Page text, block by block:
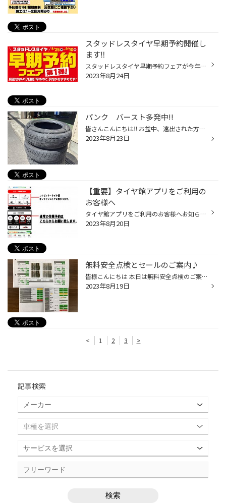
スタッドレスタイヤ早期予約開催し
ます‼︎
スタッドレスタイヤ早期予約フェアが今年も始まります‼︎ 人気のブリザックはもちろん、ブリヂストン専門店限定商品もお得！ 更に在庫一掃セールで夏冬もお得‼︎ タイヤの購入検討中の方必見ですよ⁉︎ 早期予約にはメリットが盛り沢山♪ シーズン時に購入するよりも早期の方がお得！ そして在庫の心配も...
2023年8月24日
パンク バースト多発中!!
皆さんこんにちは‼︎ お盆中、遠出された方も多いのではないでしょうか？ お盆中やお盆明けにパンクやバーストが多発しています。 レッカーにてご来店されたお客様は、内側が異常な摩耗が している事を気付かず道中でバーストしてしまったそうです…汗 パンク修理を希望されましたが、修理不可の旨を...
2023年8月23日
【重要】タイヤ館アプリをご利用の
お客様へ
タイヤ館アプリをご利用のお客様へお知らせです。 この度、タイヤ館アプリのアップデートで表示が大きく変更となりました。 アプリからの作業予約の際に以下の画像を参考にお願い致します。 ご不明な場合はお手数ですがお電話にてお問い合わせください。 毎年恒例の商談会開催です！ Amazon.co.jp: ...
2023年8月20日
無料安全点検とセールのご案内♪
皆様こんにちは 本日は無料安全点検のご案内&すこーしセールのご案内です。 夏タイヤは何年ご使用されてますか？？ 4年以上経過していませんか？ 溝があってもゴムは劣化して走行性能は落ちてしまっています。 急なブレーキをした時に、乾燥路面でのスリップもあります。 タイヤ館では、お客様が安...
2023年8月19日
< 1 2 3 >
記事検索